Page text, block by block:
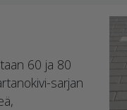
60 ja 80
sarjan